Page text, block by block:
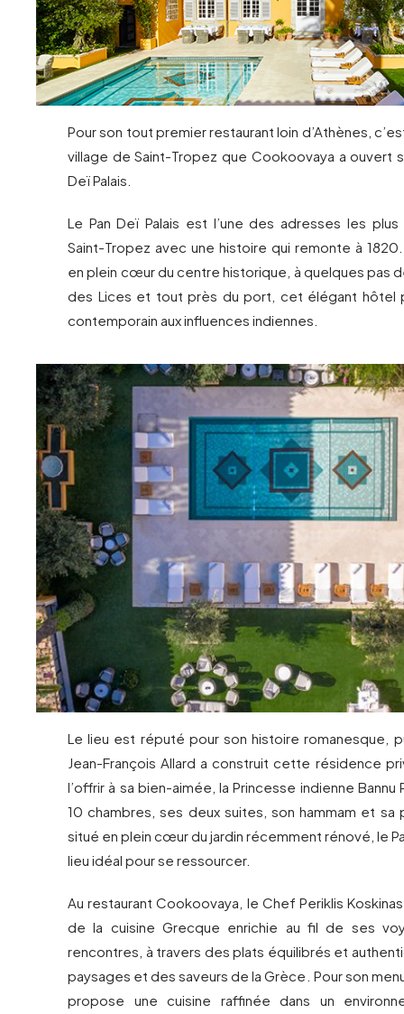
Pour son tout premier restaurant loin d’Athènes,
village de Saint-Tropez que Cookoovaya a ouvert
Deï Palais.
Le Pan Deï Palais est l’une des adresses les
Saint-Tropez avec une histoire qui remonte à
en plein cœur du centre historique, à quelques pas
des Lices et tout près du port, cet élégant hôtel
contemporain aux influences indiennes.
Le lieu est réputé pour son histoire romanesque,
Jean-François Allard a construit cette résidence
l’offrir à sa bien-aimée, la Princesse indienne Bannu
10 chambres, ses deux suites, son hammam et sa
situé en plein cœur du jardin récemment rénové, le
lieu idéal pour se ressourcer.
Au restaurant Cookoovaya, le Chef Periklis
de la cuisine Grecque enrichie au fil de ses
rencontres, à travers des plats équilibrés et
paysages et des saveurs de la Grèce. Pour son
propose une cuisine raffinée dans un